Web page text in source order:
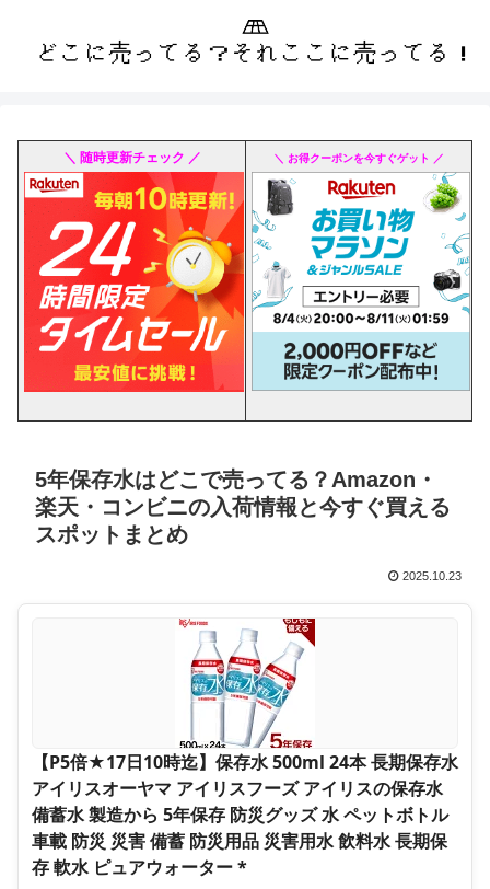
＼ 随時更新チェック ／ ＼ お得クーポンを今すぐゲット ／
5年保存水はどこで売ってる？Amazon・
楽天・コンビニの入荷情報と今すぐ買える
スポットまとめ
2025.10.23
【P5倍★17日10時迄】保存水 500ml 24本 長期保存水
アイリスオーヤマ アイリスフーズ アイリスの保存水
備蓄水 製造から 5年保存 防災グッズ 水 ペットボトル
車載 防災 災害 備蓄 防災用品 災害用水 飲料水 長期保
存 軟水 ピュアウォーター *